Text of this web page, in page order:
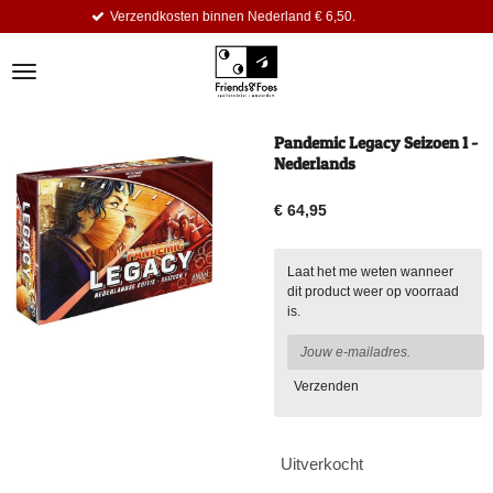
de
binnen Nederland € 6,50.
Pandemic Legacy Seizoen 1 -
Nederlands
€ 64,95
Laat het me weten wanneer
dit product weer op voorraad
is.
Verzenden
Uitverkocht